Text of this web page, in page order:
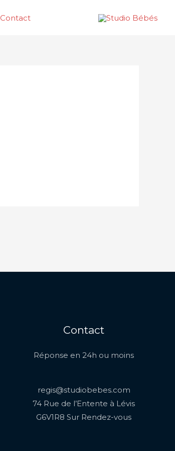
Contact
Contact
Réponse en 24h ou moins
regis@studiobebes.com
74 Rue de l’Entente à Lévis
G6V1R8 Sur Rendez-vous